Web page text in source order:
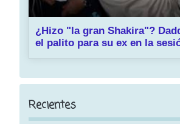
¿Hizo "la gran Shakira"?
el palito para su ex en la
Recientes